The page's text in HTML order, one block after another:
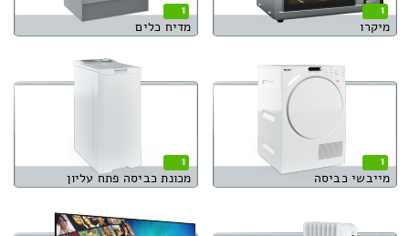
1
מיקרו
1
מדיח כלים
1
מייבשי כביסה
1
מכונת כביסה פתח עליון